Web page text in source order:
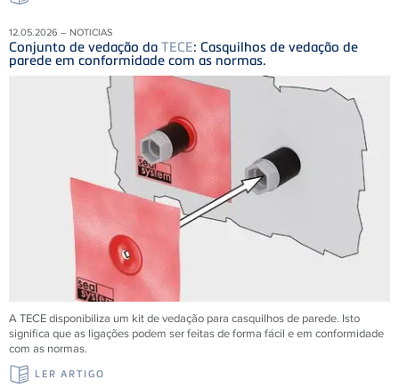
12.05.2026 – NOTICIAS
Conjunto de vedação da TECE: Casquilhos de vedação de
parede em conformidade com as normas.
A TECE disponibiliza um kit de vedação para casquilhos de parede. Isto
significa que as ligações podem ser feitas de forma fácil e em conformidade
com as normas.
LER ARTIGO